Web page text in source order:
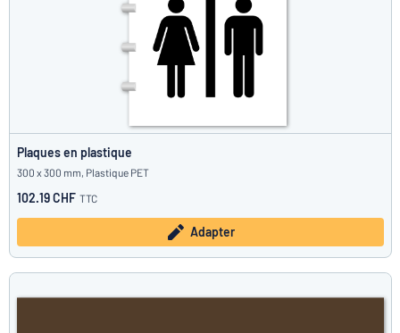
Plaques en plastique
300 x 300 mm, Plastique PET
102.19 CHF TTC
Adapter